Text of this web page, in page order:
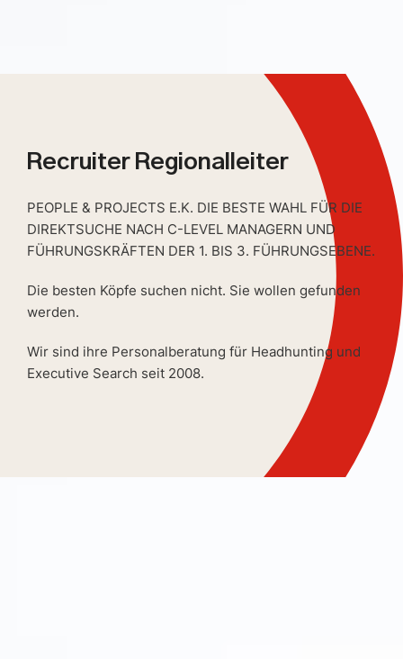
Recruiter Regionalleiter
PEOPLE & PROJECTS E.K. DIE BESTE WAHL FÜR DIE
DIREKTSUCHE NACH C-LEVEL MANAGERN UND
FÜHRUNGSKRÄFTEN DER 1. BIS 3. FÜHRUNGSEBENE.
Die besten Köpfe suchen nicht. Sie wollen gefunden
werden.
Wir sind ihre Personalberatung für Headhunting und
Executive Search seit 2008.